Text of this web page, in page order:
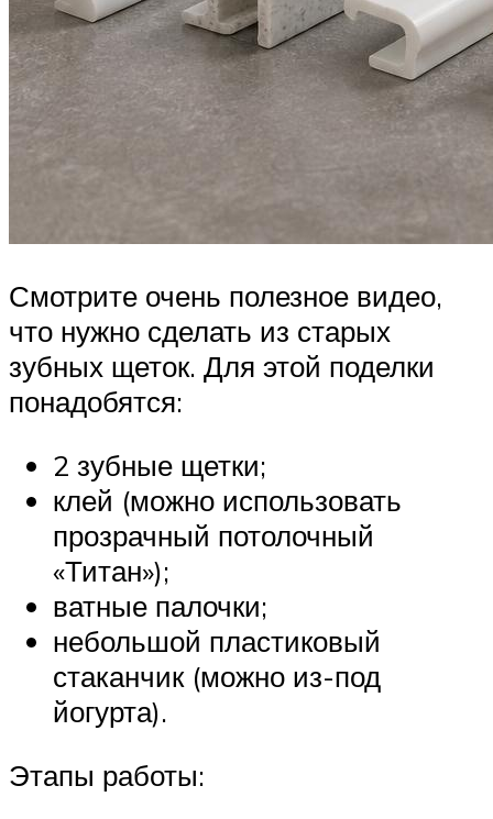
Смотрите очень полезное видео,
что нужно сделать из старых
зубных щеток. Для этой поделки
понадобятся:
2 зубные щетки;
клей (можно использовать
прозрачный потолочный
«Титан»);
ватные палочки;
небольшой пластиковый
стаканчик (можно из-под
йогурта).
Этапы работы: